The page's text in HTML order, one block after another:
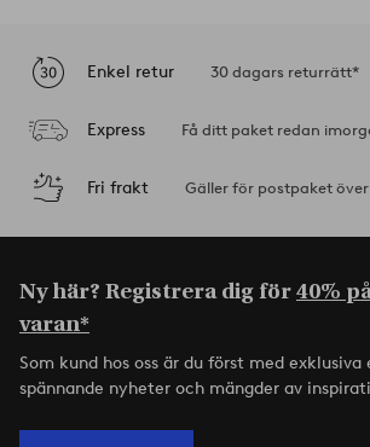
Enkel retur 30 dagars returrätt*
Express Få ditt paket redan
Fri frakt Gäller för postpaket över
Ny här? Registrera dig för40%
varan*
Som kund hos oss är du först med exklusiva
spännande nyheter och mängder av